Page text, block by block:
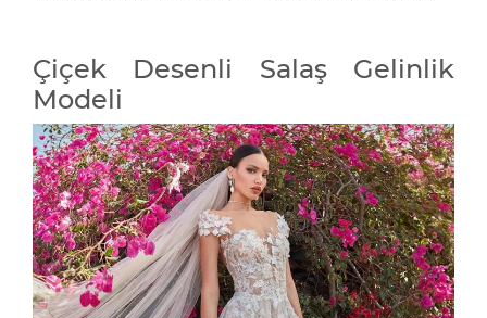
Çiçek Desenli Salaş Gelinlik
Modeli